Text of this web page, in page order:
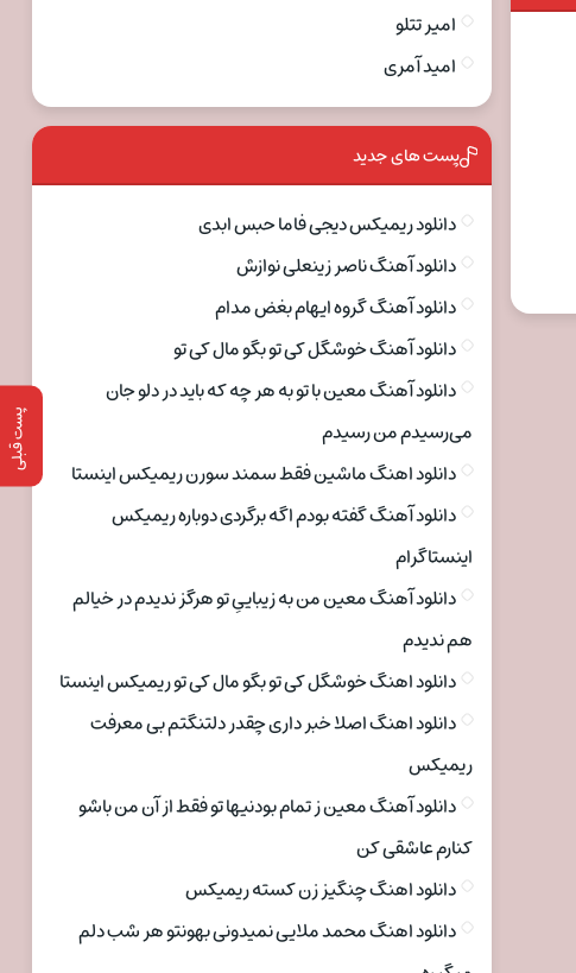
پست قبلی
امیر تتلو
امید آمری
پست های جدید
دانلود ریمیکس دیجی فاما حبس ابدی
دانلود آهنگ ناصر زینعلی نوازش
دانلود آهنگ گروه ایهام بغض مدام
دانلود آهنگ خوشگل کی تو بگو مال کی تو
دانلود آهنگ معین با تو به هر چه که باید در دلو جان
می‌رسیدم من رسیدم
دانلود اهنگ ماشین فقط سمند سورن ریمیکس اینستا
دانلود آهنگ گفته بودم اگه برگردی دوباره ریمیکس
اینستاگرام
دانلود آهنگ معین من به زیباییِ تو هرگز ندیدم در خیالم
هم ندیدم
دانلود اهنگ خوشگل کی تو بگو مال کی تو ریمیکس اینستا
دانلود اهنگ اصلا خبر داری چقدر دلتنگتم بی معرفت
ریمیکس
دانلود آهنگ معین ز تمام بودنیها تو فقط از آن من باشو
کنارم عاشقی کن
دانلود اهنگ چنگیز زن کسته ریمیکس
دانلود اهنگ محمد ملایی نمیدونی بهونتو هر شب دلم